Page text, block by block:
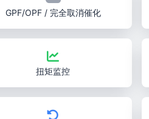
GPF/OPF / 完全取消催化
扭矩监控